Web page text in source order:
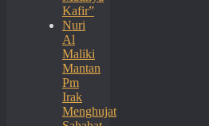
Kafir”
Nuri
Al
Maliki
Mantan
Pm
Irak
Menghujat